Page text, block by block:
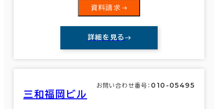
資料請求
詳細を見る
三和福岡ビル
お問い合わせ番号： 010-05495